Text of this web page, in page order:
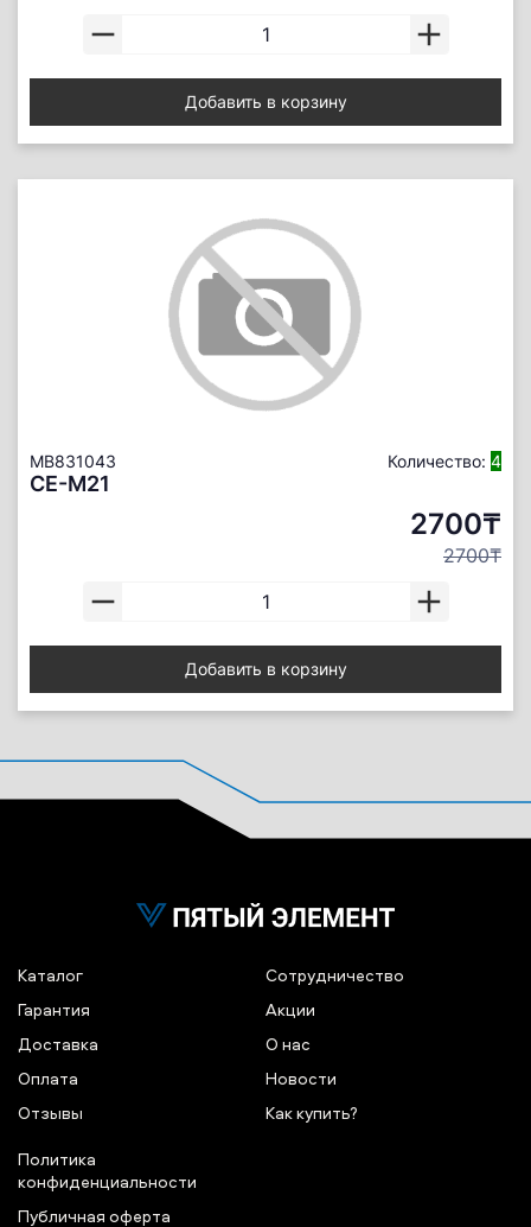
Добавить в корзину
MB831043 Количество: 4
CE-M21
2700₸
2700₸
Добавить в корзину
Каталог
Гарантия
Доставка
Оплата
Отзывы
Сотрудничество
Акции
О нас
Новости
Как купить?
Политика
конфиденциальности
Публичная оферта